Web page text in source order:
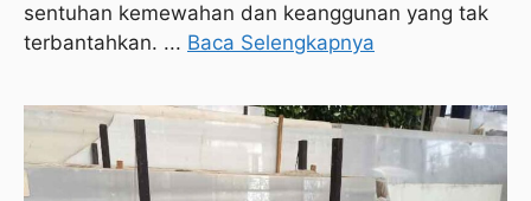
sentuhan kemewahan dan keanggunan yang tak
terbantahkan. ... Baca Selengkapnya